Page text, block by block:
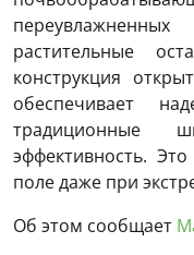
растительные
конструкция
обеспечивает
эффективность.
поле даже при
Об этом сообщает